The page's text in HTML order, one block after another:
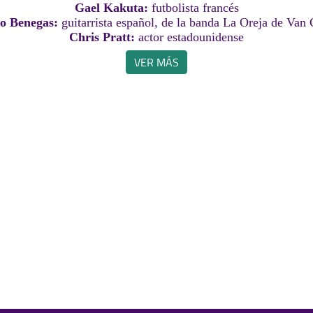
Gael Kakuta: futbolista francés
Benegas: guitarrista español, de la banda La Oreja de Van
Chris Pratt: actor estadounidense
VER MÁS